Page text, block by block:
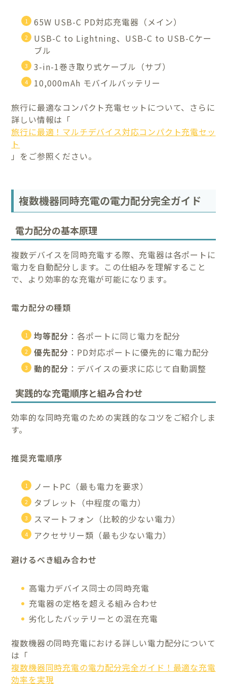
65W USB-C PD対応充電器（メイン）
USB-C to Lightning、USB-C to USB-Cケー
ブル
3-in-1巻き取り式ケーブル（サブ）
10,000mAh モバイルバッテリー
旅行に最適なコンパクト充電セットについて、さらに
詳しい情報は「
旅行に最適！マルチデバイス対応コンパクト充電セッ
ト
」をご参照ください。
複数機器同時充電の電力配分完全ガイド
電力配分の基本原理
複数デバイスを同時充電する際、充電器は各ポートに
電力を自動配分します。この仕組みを理解すること
で、より効率的な充電が可能になります。
電力配分の種類
均等配分 ：各ポートに同じ電力を配分
優先配分 ：PD対応ポートに優先的に電力配分
動的配分 ：デバイスの要求に応じて自動調整
実践的な充電順序と組み合わせ
効率的な同時充電のための実践的なコツをご紹介しま
す。
推奨充電順序
ノートPC（最も電力を要求）
タブレット（中程度の電力）
スマートフォン（比較的少ない電力）
アクセサリー類（最も少ない電力）
避けるべき組み合わせ
高電力デバイス同士の同時充電
充電器の定格を超える組み合わせ
劣化したバッテリーとの混在充電
複数機器の同時充電における詳しい電力配分について
は「
複数機器同時充電の電力配分完全ガイド！最適な充電
効率を実現